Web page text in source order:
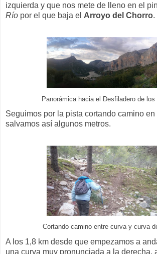
izquierda y que nos mete de lleno en el
Río por el que baja el Arroyo del Chorro.
Panorámica hacia el Desfiladero de los
Seguimos por la pista cortando camino en
salvamos así algunos metros.
Cortando camino entre curva y curva
A los 1,8 km desde que empezamos a
una curva muy pronunciada a la derecha,